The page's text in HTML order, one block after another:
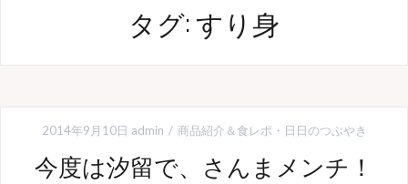
タグ:すり身
2014年9月10日 admin 商品紹介＆食レポ ・ 日日のつぶやき
今度は汐留で、さんまメンチ！